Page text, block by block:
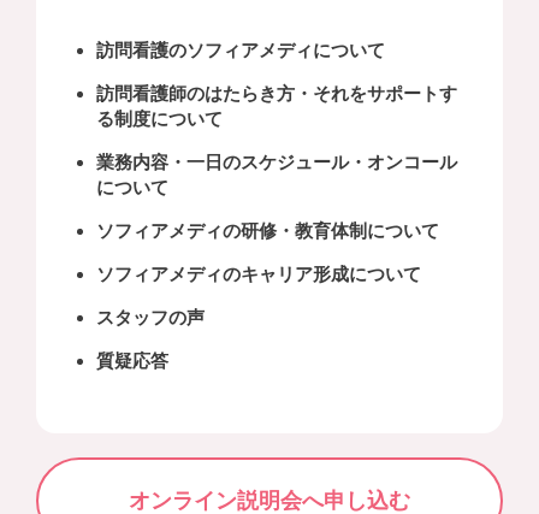
訪問看護のソフィアメディについて
訪問看護師のはたらき方・それをサポートす
る制度について
業務内容・一日のスケジュール・オンコール
について
ソフィアメディの研修・教育体制について
ソフィアメディのキャリア形成について
スタッフの声
質疑応答
オンライン説明会へ申し込む